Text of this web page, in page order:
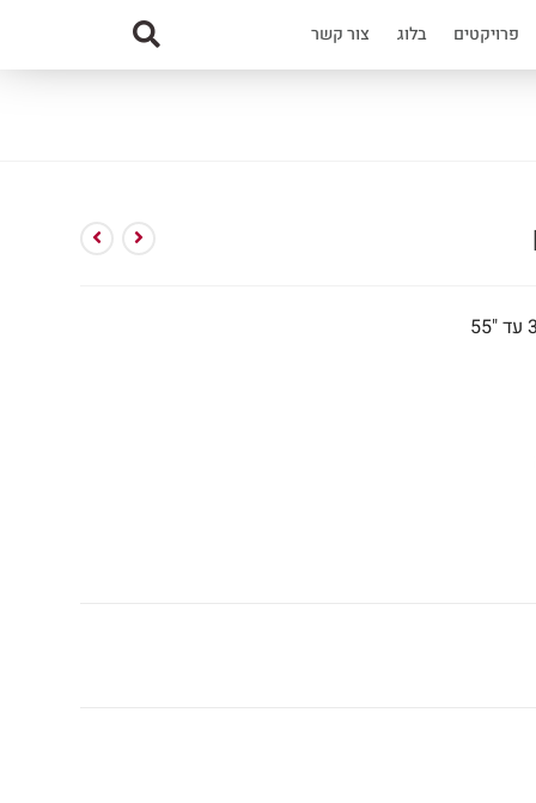
פרויקטים בלוג צור קשר